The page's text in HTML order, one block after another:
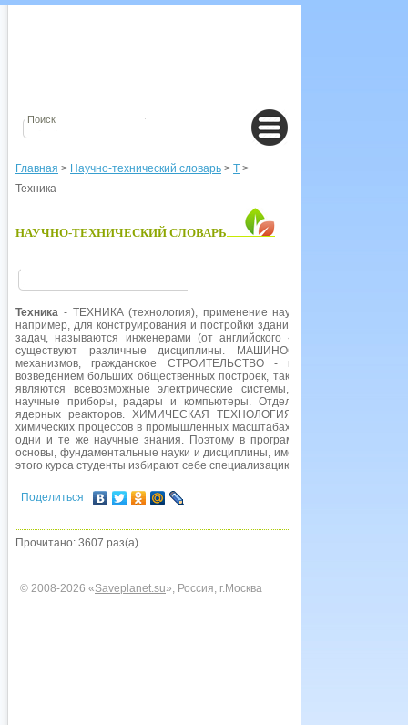
Главная > Научно-технический словарь > Т >
Техника
НАУЧНО-ТЕХНИЧЕСКИЙ СЛОВАРЬ
Техника - ТЕХНИКА (технология), применение научных знаний и
например, для конструирования и постройки зданий и механизмов.
задач, называются инженерами (от английского «engineer» -
существуют различные дисциплины. МАШИНОСТРОЕНИЕ
механизмов, гражданское СТРОИТЕЛЬСТВО - подготовкой
возведением больших общественных построек, таких как мосты,
являются всевозможные электрические системы, ЭЛЕКТРОНИКИ -
научные приборы, радары и компьютеры. Отдельную отрасль
ядерных реакторов. ХИМИЧЕСКАЯ ТЕХНОЛОГИЯ обеспечивает
химических процессов в промышленных масштабах. Во всех этих
одни и те же научные знания. Поэтому в программу обучения
основы, фундаментальные науки и дисциплины, имеющие
этого курса студенты избирают себе специализацию в той или иной
Поделиться
Прочитано: 3607 раз(а)
© 2008-2026 «Saveplanet.su», Россия, г.Москва